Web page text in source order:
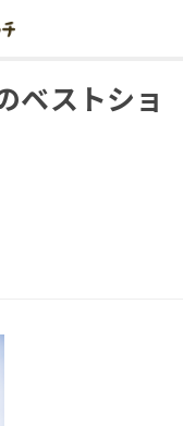
ベストショ